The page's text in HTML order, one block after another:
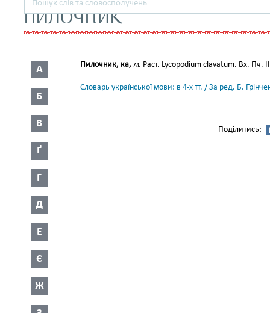
ПИЛОЧНИК
А
Б
В
Ґ
Г
Д
Е
Є
Ж
Пилочник, ка, м. Раст. Lycopodium clavatum. Вх. Пч.
Словарь української мови: в 4-х тт. / За ред. Б.
Поділитись: